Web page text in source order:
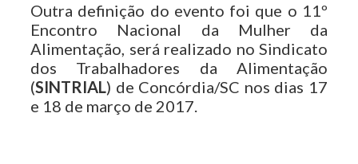
Outra definição do evento foi que o 11º
Encontro Nacional da Mulher da
Alimentação, será realizado no Sindicato
dos Trabalhadores da Alimentação
(SINTRIAL) de Concórdia/SC nos dias 17
e 18 de março de 2017.